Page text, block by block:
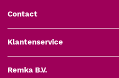
Contact
Klantenservice
Remka B.V.